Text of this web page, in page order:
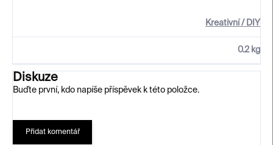
Kreativní / DIY
0.2 kg
Diskuze
Buďte první, kdo napíše příspěvek k této položce.
Přidat komentář